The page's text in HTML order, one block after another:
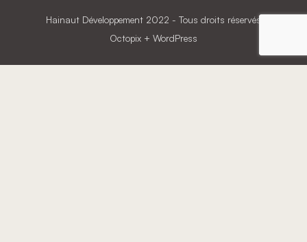
Hainaut Développement 2022 - Tous droits réservés
Octopix + WordPress